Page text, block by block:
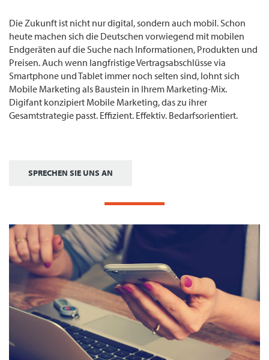
Die Zukunft ist nicht nur digital, sondern auch mobil. Schon
heute machen sich die Deutschen vorwiegend mit mobilen
Endgeräten auf die Suche nach Informationen, Produkten und
Preisen. Auch wenn langfristige Vertragsabschlüsse via
Smartphone und Tablet immer noch selten sind, lohnt sich
Mobile Marketing als Baustein in Ihrem Marketing-Mix.
Digifant konzipiert Mobile Marketing, das zu ihrer
Gesamtstrategie passt. Effizient. Effektiv. Bedarfsorientiert.
SPRECHEN SIE UNS AN